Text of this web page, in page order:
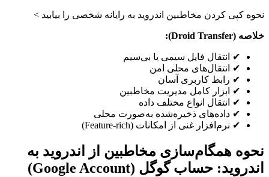
نحوه کپی کردن مخاطبین اندروید به رایانه شخصی را بیابید >
خلاصه (Droid Transfer):
✔ انتقال فایل سیمی یا بی‌سیم
✔ انتقال‌های محلی امن
✔ رابط کاربری آسان
✔ ابزار کامل مدیریت مخاطبین
✔ انتقال انواع مختلف داده
✔ داده‌های ذخیره‌شده به‌صورت محلی
✔ نرم‌افزار غنی از امکانات (Feature-rich)
نحوه همگام‌سازی مخاطبین از اندروید به
اندروید: حساب گوگل (Google Account)